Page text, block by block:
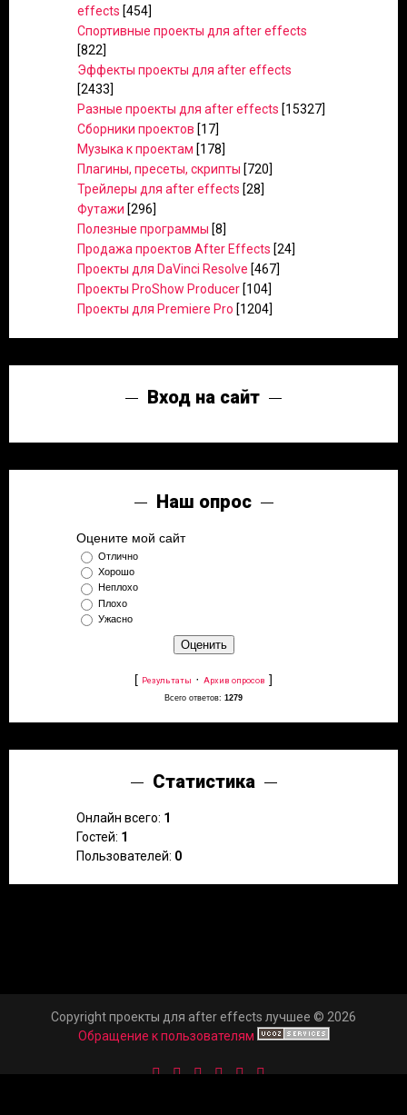
effects [454]
Спортивные проекты для after effects
[822]
Эффекты проекты для after effects
[2433]
Разные проекты для after effects [15327]
Сборники проектов [17]
Музыка к проектам [178]
Плагины, пресеты, скрипты [720]
Трейлеры для after effects [28]
Футажи [296]
Полезные программы [8]
Продажа проектов After Effects [24]
Проекты для DaVinci Resolve [467]
Проекты ProShow Producer [104]
Проекты для Premiere Pro [1204]
Вход на сайт
Наш опрос
Оцените мой сайт
Отлично
Хорошо
Неплохо
Плохо
Ужасно
[ Результаты · Архив опросов ]
Всего ответов: 1279
Статистика
Онлайн всего: 1
Гостей: 1
Пользователей: 0
Copyright проекты для after effects лучшее © 2026
Обращение к пользователям